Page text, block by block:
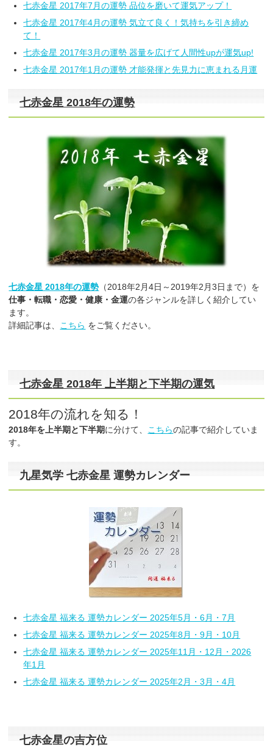
七赤金星 2017年7月の運勢 品位を磨いて運気アップ！
七赤金星 2017年4月の運勢 気立て良く！気持ちを引き締め
て！
七赤金星 2017年3月の運勢 器量を広げて人間性upが運気up!
七赤金星 2017年1月の運勢 才能発揮と先見力に恵まれる月運
七赤金星 2018年の運勢
七赤金星 2018年の運勢 （2018年2月4日～2019年2月3日まで）を
仕事・転職・恋愛・健康・金運の各ジャンルを詳しく紹介してい
ます。
詳細記事は、 こちら をご覧ください。
七赤金星 2018年 上半期と下半期の運気
2018年の流れを知る！
2018年を上半期と下半期に分けて、 こちらの記事で紹介していま
す。
九星気学 七赤金星 運勢カレンダー
七赤金星 福来る 運勢カレンダー 2025年5月・6月・7月
七赤金星 福来る 運勢カレンダー 2025年8月・9月・10月
七赤金星 福来る 運勢カレンダー 2025年11月・12月・2026
年1月
七赤金星 福来る 運勢カレンダー 2025年2月・3月・4月
七赤金星の吉方位